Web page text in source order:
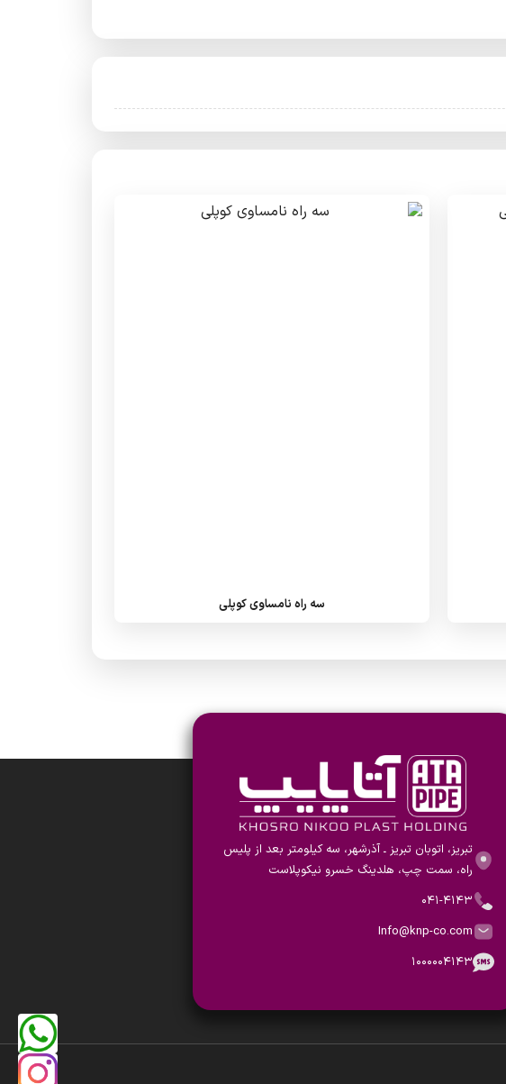
سه راه نامساوی کوپلی
تبریز، اتوبان تبریز ـ آذرشهر، سه کیلومتر بعد از پلیس
راه، سمت چپ، هلدینگ خسرو نیکوپلاست
۰۴۱-۴۱۴۳
Info@knp-co.com
۱۰۰۰۰۰۴۱۴۳